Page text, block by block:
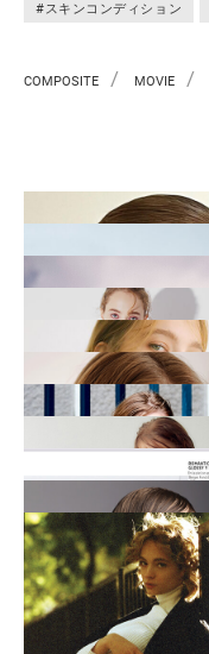
#スキンコンディション
COMPOSITE / MOVIE /